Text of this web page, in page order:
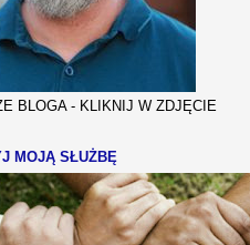
BLOGA - KLIKNIJ W ZDJĘCIE
MOJĄ SŁUŻBĘ